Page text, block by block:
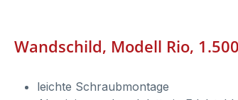
Wandschild, Modell Rio,
leichte Schraubmontage